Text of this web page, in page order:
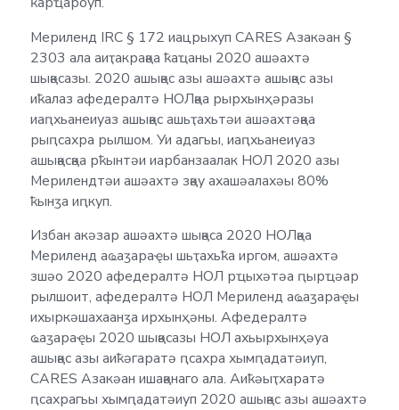
Мериленд IRC § 172 иацрыхуп CARES Азакәан §
2303 ала аиҭакрақәа ҟаҵаны 2020 ашәахтә
шықәсазы. 2020 ашықәс азы ашәахтә ашықәс азы
иҟалаз афедералтә НОЛқәа рырхынҳәразы
иаԥхьанеиуаз ашықәс ашьҭахьтәи ашәахтәқәа
рыԥсахра рылшом. Уи адагьы, иаԥхьанеиуаз
ашықәсқәа рҟынтәи иарбанзаалак НОЛ 2020 азы
Мерилендтәи ашәахтә зқәу ахашәалахәы 80%
ҟынӡа иԥкуп.
Избан акәзар ашәахтә шықәса 2020 НОЛқәа
Мериленд аҩаӡараҿы шьҭахьҟа иргом, ашәахтә
зшәо 2020 афедералтә НОЛ рҵыхәтәа ԥырҵәар
рылшоит, афедералтә НОЛ Мериленд аҩаӡараҿы
ихыркәшахаанӡа ирхынҳәны. Афедералтә
ҩаӡараҿы 2020 шықәсазы НОЛ ахьырхынҳәуа
ашықәс азы аиҟәгаратә ԥсахра хымԥадатәиуп,
CARES Азакәан ишақәнаго ала. Аиҟәыҭхаратә
ԥсахрагьы хымԥадатәиуп 2020 ашықәс азы ашәахтә